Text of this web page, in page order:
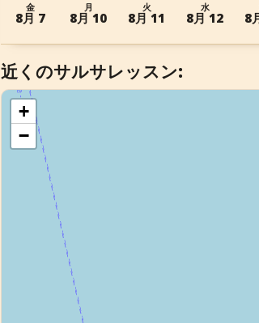
金
8月 7
月
8月 10
火
8月 11
水
8月 12 8
近くのサルサレッスン:
+
−